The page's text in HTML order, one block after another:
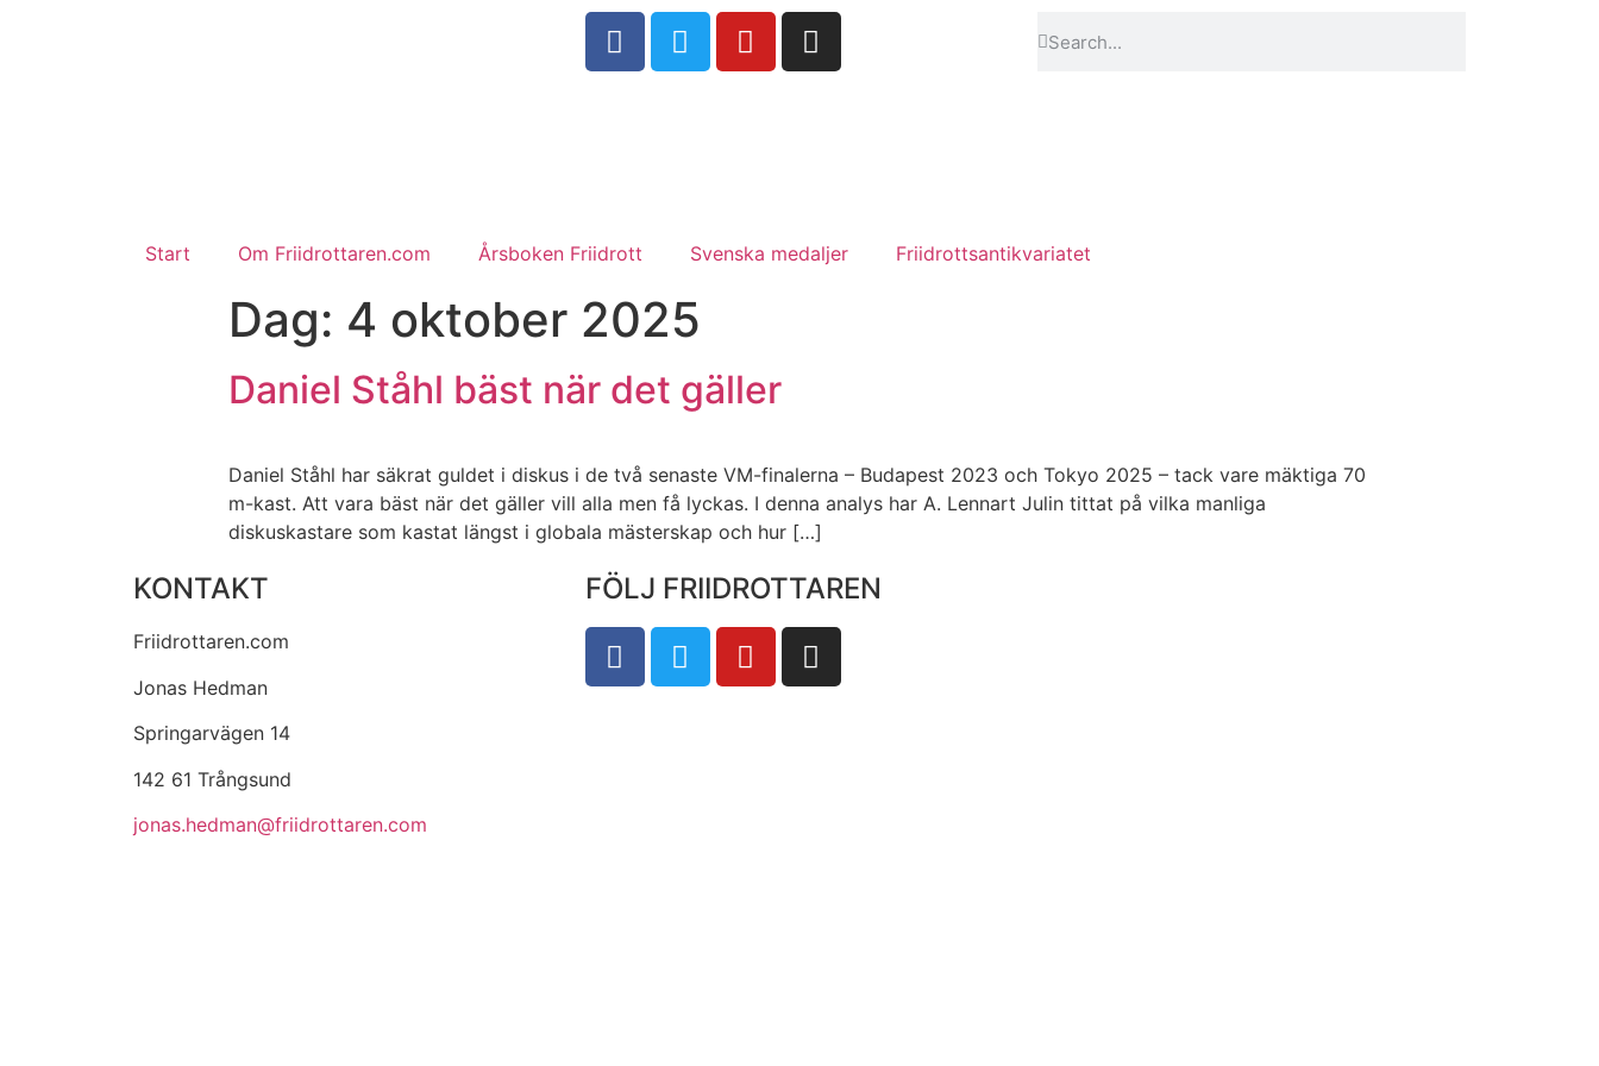
Start Om Friidrottaren.com Årsboken Friidrott Svenska medaljer Friidrottsantikvariatet
Dag: 4 oktober 2025
Daniel Ståhl bäst när det gäller
Daniel Ståhl har säkrat guldet i diskus i de två senaste VM-finalerna – Budapest 2023 och Tokyo 2025 – tack vare mäktiga 70
m-kast. Att vara bäst när det gäller vill alla men få lyckas. I denna analys har A. Lennart Julin tittat på vilka manliga
diskuskastare som kastat längst i globala mästerskap och hur […]
KONTAKT
Friidrottaren.com
Jonas Hedman
Springarvägen 14
142 61 Trångsund
jonas.hedman@friidrottaren.com
FÖLJ FRIIDROTTAREN